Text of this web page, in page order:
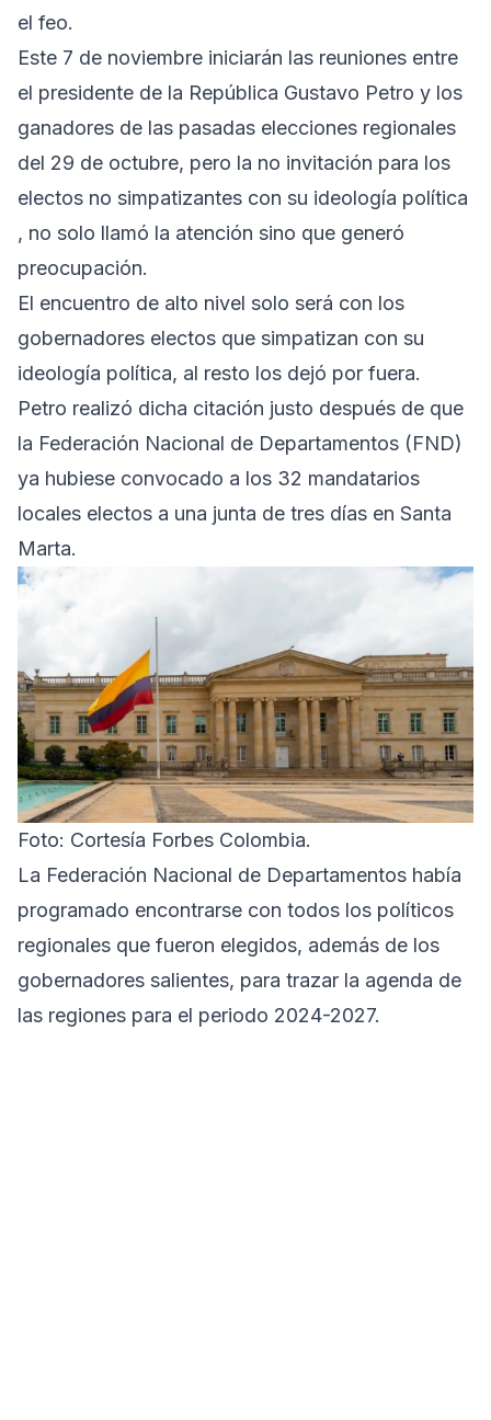
el feo.
Este 7 de noviembre iniciarán las reuniones entre
el presidente de la República Gustavo Petro y los
ganadores de las pasadas elecciones regionales
del 29 de octubre, pero la no invitación para los
electos no simpatizantes con su ideología política
, no solo llamó la atención sino que generó
preocupación.
El encuentro de alto nivel solo será con los
gobernadores electos que simpatizan con su
ideología política, al resto los dejó por fuera.
Petro realizó dicha citación justo después de que
la Federación Nacional de Departamentos (FND)
ya hubiese convocado a los 32 mandatarios
locales electos a una junta de tres días en Santa
Marta.
Foto: Cortesía Forbes Colombia.
La Federación Nacional de Departamentos había
programado encontrarse con todos los políticos
regionales que fueron elegidos, además de los
gobernadores salientes, para trazar la agenda de
las regiones para el periodo 2024-2027.